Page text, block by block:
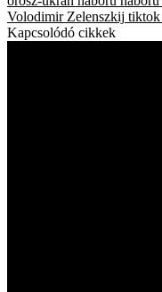
Volodimir Zelenszkij tiktok
Kapcsolódó cikkek